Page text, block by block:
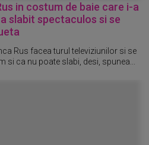
in costum de baie care i-a
slabit spectaculos si se
Rus facea turul televiziunilor si se
si ca nu poate slabi, desi, spunea...